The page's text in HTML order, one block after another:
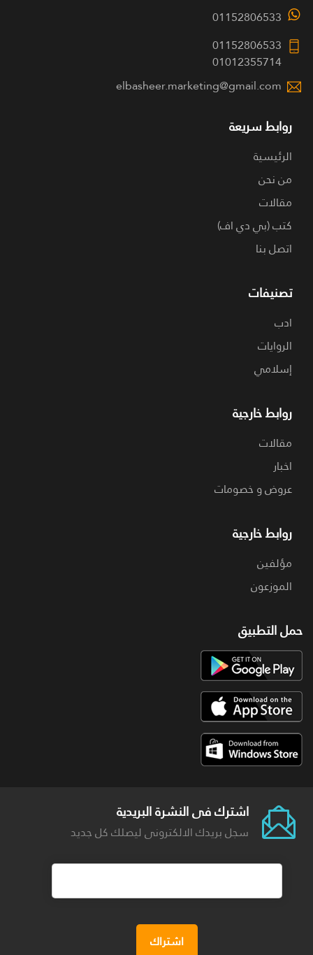
01152806533
01152806533
01012355714
elbasheer.marketing@gmail.com
روابط سريعة
الرئيسية
من نحن
مقالات
كتب (بي دي اف)
اتصل بنا
تصنيفات
ادب
الروايات
إسلامي
روابط خارجية
مقالات
اخبار
عروض و خصومات
روابط خارجية
مؤلفين
الموزعون
حمل التطبيق
اشترك فى النشرة البريدية
سجل بريدك الالكترونى ليصلك كل جديد